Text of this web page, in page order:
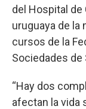
del Hospital de
uruguaya de la
cursos de la
Sociedades de
“Hay dos
afectan la vida